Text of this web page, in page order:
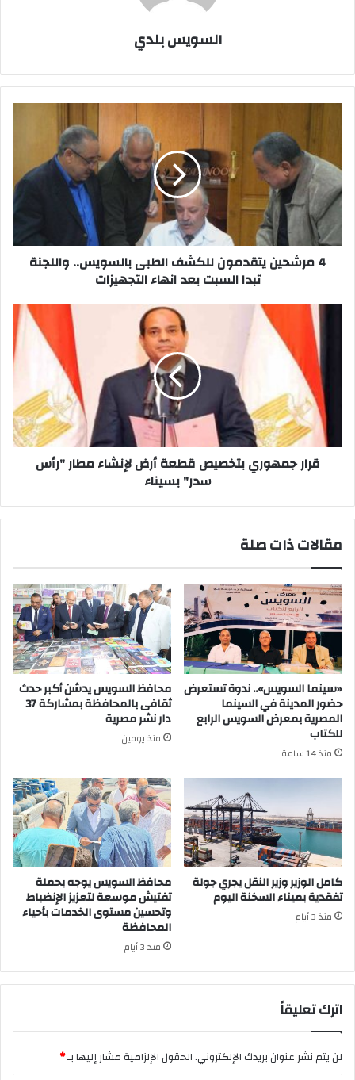
السويس بلدي
يتقدمون
للكشف
الطبى
بالسويس..
واللجنة
تبدا
السبت
4 مرشحين يتقدمون للكشف الطبى بالسويس.. واللجنة
تبدا السبت بعد انهاء التجهيزات
جمهوري
بتخصيص
قطعة
لإنشاء
مطار
"رأس
سدر"
بسيناءقرار جمهوري بتخصيص قطعة أرض لإنشاء مطار "رأس
سدر" بسيناء
مقالات ذات صلة
«سينما السويس».. ندوة تستعرض
حضور المدينة في السينما
المصرية بمعرض السويس الرابع
للكتاب
منذ 14 ساعة
محافظ السويس يدشن أكبر حدث
ثقافى بالمحافظة بمشاركة 37
دار نشر مصرية
منذ يومين
كامل الوزير وزير النقل يجري جولة
تفقدية بميناء السخنة اليوم
منذ 3 أيام
محافظ السويس يوجه بحملة
تفتيش موسعة لتعزيز الإنضباط
وتحسين مستوى الخدمات بأحياء
المحافظة
منذ 3 أيام
اترك تعليقاً
لن يتم نشر عنوان بريدك الإلكتروني.الحقول الإلزامية مشار إليها بـ*